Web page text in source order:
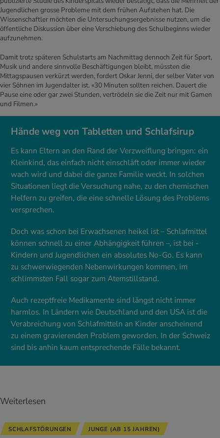
Hände weg von Tabletten und Schlafsirup
Es kann Eltern an den Rand der Verzweiflung bringen: ein
Kleinkind, das einfach nicht einschläft oder immer wieder
wach wird und dabei die ganze Familie weckt. In solchen
Situationen liegt die Versuchung nahe, zu den chemischen
Helfern zu greifen, die eine schnelle Lösung des Problems
versprechen.
Doch was schon bei ­Erwachsenen heikel ist – Schlafmittel
können schnell zu einer Abhängigkeit führen –, ist bei ­
Kindern und Jugendlichen ein absolutes No-Go. Es kann
zu schwerwiegenden Nebenwirkungen kommen, im
schlimmsten Fall sogar zum Atemstillstand.
Auch rezeptfreie Medikamente sind längst nicht immer
harmlos. In Ländern wie Deutschland und den USA ist die
Verabreichung von Schlafmitteln an Kinder anscheinend
zu ­einem gravierenden Problem geworden. In der Schweiz
sind bis anhin kaum entsprechende Fälle bekannt.
Jugendlichen grosse Probleme mit dem frühen Aufstehen hat. Die
Wissenschaftler möchten die Untersuchungsergebnisse nutzen, um die
öffentliche Diskussion über eine Verschiebung des Schulbeginns wieder
aufzunehmen.
Damit trotz späteren Schulstarts am Nachmittag dennoch Zeit für Sport,
Musik und andere sinnvolle Beschäftigungen bleibt, müssten die
Mittagspausen verkürzt werden, ­fordert Oskar Jenni, der selber Vater von
vier Söhnen im Jugendalter ist. «30 Minuten sollten reichen. Dauert die
Pause eine oder gar zwei Stunden, vertrödeln sie die Zeit nur mit Gamen
und Filmen.»
Weiterlesen
SCHLAFSTÖRUNGEN JUNGE (AB 15 JAHREN)